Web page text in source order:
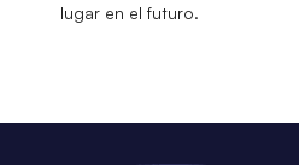
lugar en el futuro.